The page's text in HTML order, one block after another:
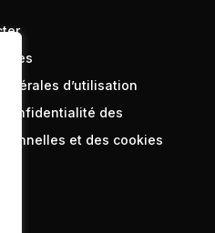
d’utilisation
des
et des cookies